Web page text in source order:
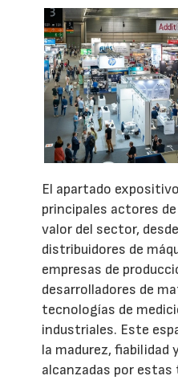
El apartado
principales actores
valor del sector,
distribuidores de
empresas de
desarrolladores de
tecnologías de
industriales. Este
la madurez, fiabilidad
alcanzadas por